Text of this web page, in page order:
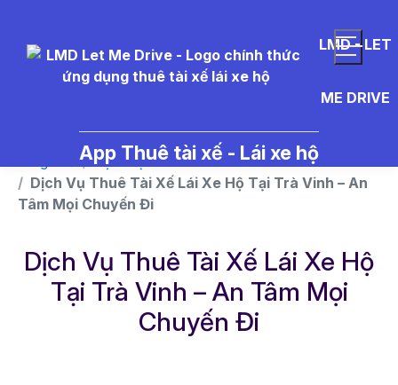
LMD - LET
ME DRIVE
App Thuê tài xế - Lái xe hộ
Trang chủ
Dịch vụ
Dịch Vụ Thuê Tài Xế Lái Xe Hộ Tại Trà Vinh – An
Tâm Mọi Chuyến Đi
Dịch Vụ Thuê Tài Xế Lái Xe Hộ
Tại Trà Vinh – An Tâm Mọi
Chuyến Đi